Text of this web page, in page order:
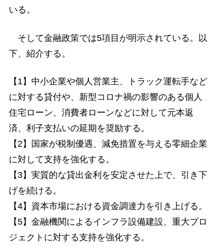
いる。
そして金融政策では5項目が明示されている。以
下、紹介する。
【1】中小企業や個人営業主、トラック運転手など
に対する貸付や、新型コロナ禍の影響のある個人
住宅ローン、消費者ローンなどに対して元本返
済、利子支払いの延期を奨励する。
【2】国家が税制優遇、減免措置を与える零細企業
に対して支持を強化する。
【3】実質的な貸出金利を安定させた上で、引き下
げを続ける。
【4】資本市場における資金調達力を引き上げる。
【5】金融機関によるインフラ設備建設、重大プロ
ジェクトに対する支持を強化する。